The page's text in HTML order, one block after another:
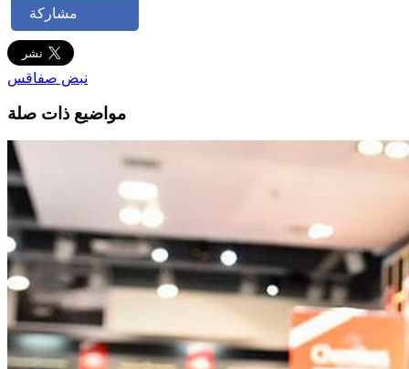
مشاركة
نبض صفاقس
مواضيع ذات صلة